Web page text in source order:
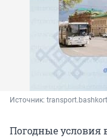
Источник:
Погодные условия